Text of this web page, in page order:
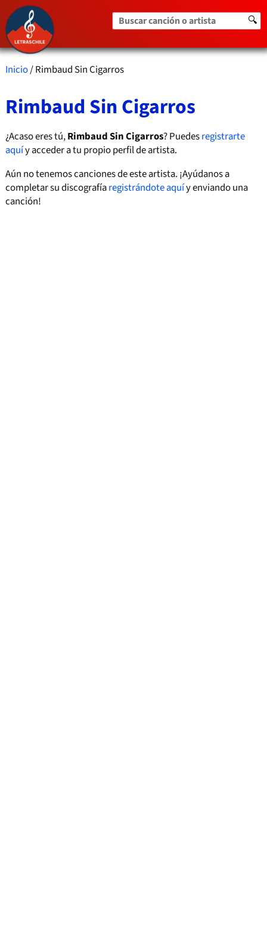
Buscar canción o artista 🔍
Inicio/ Rimbaud Sin Cigarros
Rimbaud Sin Cigarros
¿Acaso eres tú,Rimbaud Sin Cigarros? Puedesregistrarte
aquíy acceder a tu propio perfil de artista.
Aún no tenemos canciones de este artista. ¡Ayúdanos a
completar su discografíaregistrándote aquíy enviando una
canción!